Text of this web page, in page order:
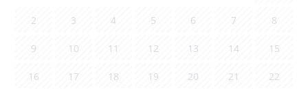
2 3 4 5 6 7 8
9 10 11 12 13 14 15
16 17 18 19 20 21 22